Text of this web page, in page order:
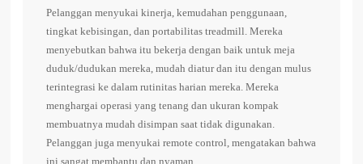
Pelanggan menyukai kinerja, kemudahan penggunaan,
tingkat kebisingan, dan portabilitas treadmill. Mereka
menyebutkan bahwa itu bekerja dengan baik untuk meja
duduk/dudukan mereka, mudah diatur dan itu dengan mulus
terintegrasi ke dalam rutinitas harian mereka. Mereka
menghargai operasi yang tenang dan ukuran kompak
membuatnya mudah disimpan saat tidak digunakan.
Pelanggan juga menyukai remote control, mengatakan bahwa
ini sangat membantu dan nyaman